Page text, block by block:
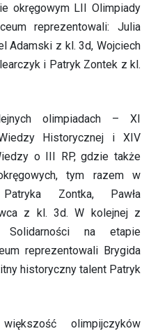
okręgowym LII Olimpiady
reprezentowali: Julia
Adamski z kl. 3d, Wojciech
i Patryk Zontek z kl.
olimpiadach – XI
Historycznej i XIV
o III RP, gdzie także
tym razem w
Zontka, Pawła
z kl. 3d. W kolejnej z
na etapie
reprezentowali Brygida
historyczny talent Patryk
olimpijczyków